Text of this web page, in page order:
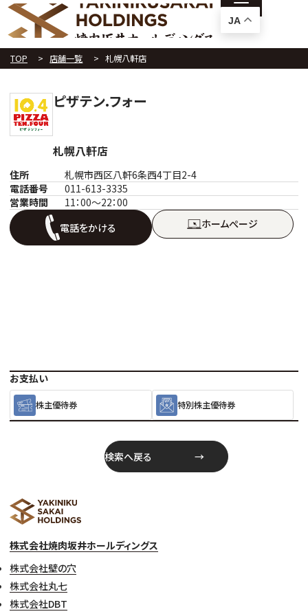
TOP 店舗一覧 札幌八軒店
ピザテン.フォー
札幌八軒店
住所
札幌市西区八軒6条西4丁目2-4
電話番号
011-613-3335
営業時間
11：00～22：00
電話をかける
ホームぺージ
お支払い
株主優待券 特別株主優待券
検索へ戻る
株式会社焼肉坂井ホールディングス
株式会社壁の穴
株式会社丸七
株式会社DBT
JA